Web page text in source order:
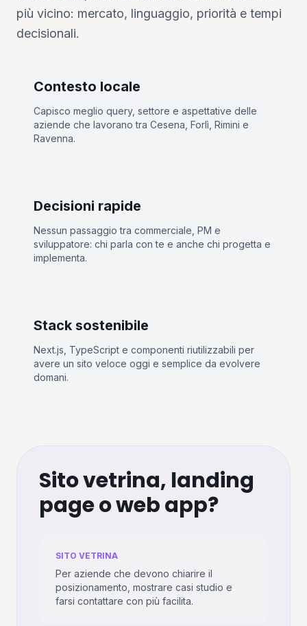
più vicino: mercato, linguaggio, priorità e tempi
decisionali.
Contesto locale
Capisco meglio query, settore e aspettative delle
aziende che lavorano tra Cesena, Forlì, Rimini e
Ravenna.
Decisioni rapide
Nessun passaggio tra commerciale, PM e
sviluppatore: chi parla con te e anche chi progetta e
implementa.
Stack sostenibile
Next.js, TypeScript e componenti riutilizzabili per
avere un sito veloce oggi e semplice da evolvere
domani.
Sito vetrina, landing
page o web app?
SITO VETRINA
Per aziende che devono chiarire il
posizionamento, mostrare casi studio e
farsi contattare con più facilita.